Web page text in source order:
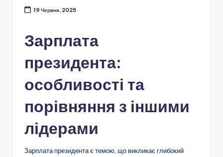
19 Червня, 2025
Зарплата
президента:
особливості та
порівняння з іншими
лідерами
Зарплата президента є темою, що викликає глибокий